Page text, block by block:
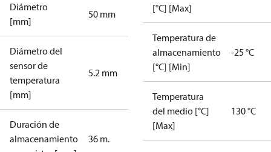
Diámetro
[mm]
50 mm
Diámetro del
sensor de
temperatura
[mm]
5.2 mm
Duración de
almacenamiento
36 m.
[°C] [Max]
Temperatura de
almacenamiento
[°C] [Min]
-25 °C
Temperatura
del medio [°C]
[Max]
130 °C